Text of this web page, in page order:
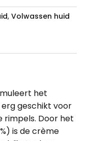
,Volwassen huid
het
geschikt voor
rimpels. Door het
is de crème